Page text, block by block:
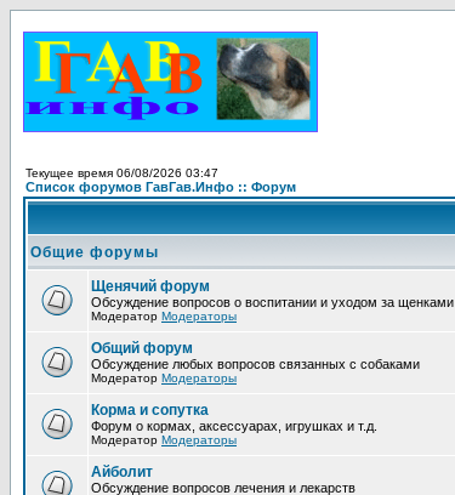
Текущее время 06/08/2026 03:47
Список форумов ГавГав.Инфо :: Форум
Общие форумы
Щенячий форум
Обсуждение вопросов о воспитании и уходом за щенками
Модератор Модераторы
Общий форум
Обсуждение любых вопросов связанных с собаками
Модератор Модераторы
Корма и сопутка
Форум о кормах, аксессуарах, игрушках и т.д.
Модератор Модераторы
Айболит
Обсуждение вопросов лечения и лекарств